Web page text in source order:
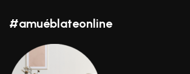
#amuéblateonline